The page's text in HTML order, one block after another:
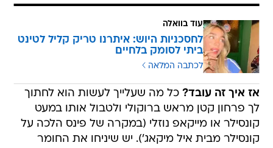
עוד בוואלה
לחסכניות היוש: איתרנו טריק קליל לטינט
ביתי לסומק בלחיים
לכתבה המלאה
אז איך זה עובד? כל מה שעלייך לעשות הוא לחתוך
לך פרחון קטן מראש ברוקולי ולטבול אותו במעט
קונסילר או מייקאפ נוזלי (במקרה של פינס הלכה על
קונסילר מבית איל מיקאג'). יש שיניחו את החומר